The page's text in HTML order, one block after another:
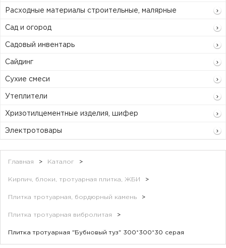
Расходные материалы строительные, малярные
Сад и огород
Садовый инвентарь
Сайдинг
Сухие смеси
Утеплители
Хризотилцементные изделия, шифер
Электротовары
Главная > Каталог >
Кирпич, блоки, тротуарная плитка, ЖБИ >
Плитка тротуарная, бордюрный камень >
Плитка тротуарная вибролитая >
Плитка тротуарная "Бубновый туз" 300*300*30 серая